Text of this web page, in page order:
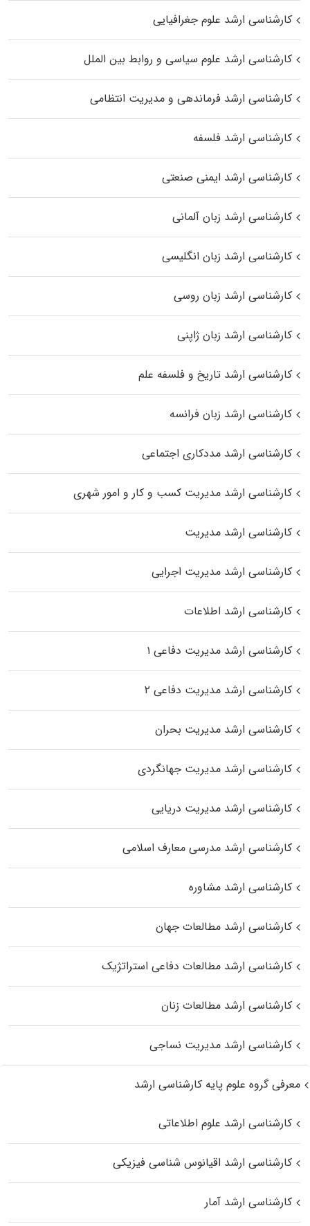
کارشناسی ارشد علوم جغرافیایی
کارشناسی ارشد علوم سیاسی و روابط بین الملل
کارشناسی ارشد فرماندهی و مدیریت انتظامی
کارشناسی ارشد فلسفه
کارشناسی ارشد ایمنی صنعتی
کارشناسی ارشد زبان آلمانی
کارشناسی ارشد زبان انگلیسی
کارشناسی ارشد زبان روسی
کارشناسی ارشد زبان ژاپنی
کارشناسی ارشد تاریخ و فلسفه علم
کارشناسی ارشد زبان فرانسه
کارشناسی ارشد مددکاری اجتماعی
کارشناسی ارشد مدیریت کسب و کار و امور شهری
کارشناسی ارشد مدیریت
کارشناسی ارشد مدیریت اجرایی
کارشناسی ارشد اطلاعات
کارشناسی ارشد مدیریت دفاعی ۱
کارشناسی ارشد مدیریت دفاعی ۲
کارشناسی ارشد مدیریت بحران
کارشناسی ارشد مدیریت جهانگردی
کارشناسی ارشد مدیریت دریایی
کارشناسی ارشد مدرسی معارف اسلامی
کارشناسی ارشد مشاوره
کارشناسی ارشد مطالعات جهان
کارشناسی ارشد مطالعات دفاعی استراتژیک
کارشناسی ارشد مطالعات زنان
کارشناسی ارشد مدیریت نساجی
معرفی گروه علوم پایه کارشناسی ارشد
کارشناسی ارشد علوم اطلاعاتی
کارشناسی ارشد اقیانوس‌ شناسی فیزیکی
کارشناسی ارشد آمار